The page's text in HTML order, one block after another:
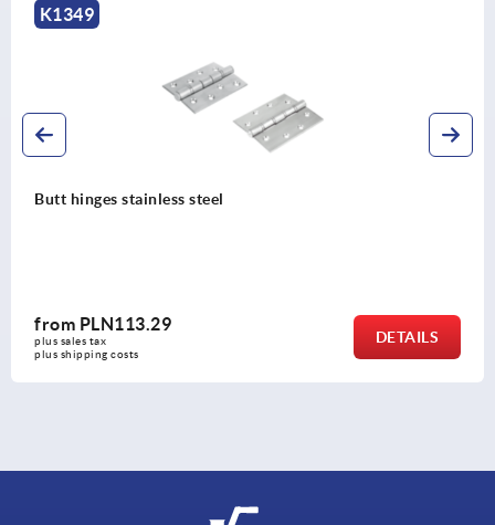
K1897
Hinges die-cast zinc
fromPLN24.14
plus sales tax
plus shipping costs
DETAILS